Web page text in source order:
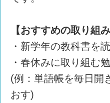
【おすすめの取り組み
・新学年の教科書を
・春休みに取り組む
(例：単語帳を毎日開
おす)